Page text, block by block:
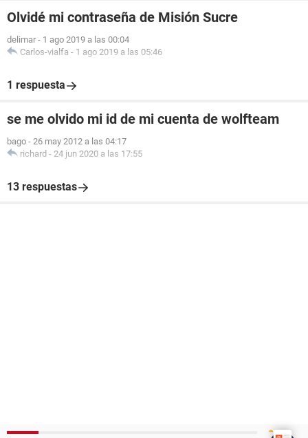
Olvidé mi contraseña de Misión Sucre
delimar - 1 ago 2019 a las 00:04
Carlos-vialfa - 1 ago 2019 a las 05:46
1 respuesta
se me olvido mi id de mi cuenta de wolfteam
bago - 26 may 2012 a las 04:17
richard - 24 jun 2020 a las 17:55
13 respuestas